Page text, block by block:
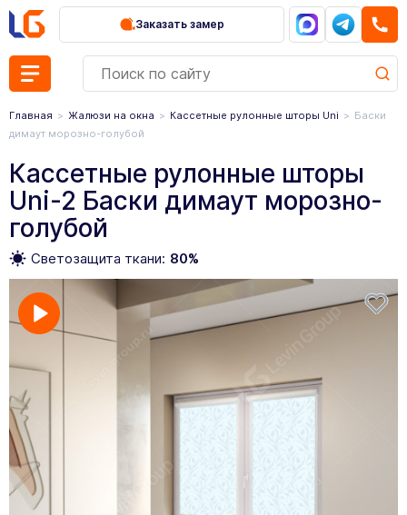
Заказать замер
Главная Жалюзи на окна Кассетные рулонные шторы Uni
Баски
димаут морозно-голубой
Кассетные рулонные шторы
Uni-2 Баски димаут морозно-
голубой
Светозащита ткани: 80%